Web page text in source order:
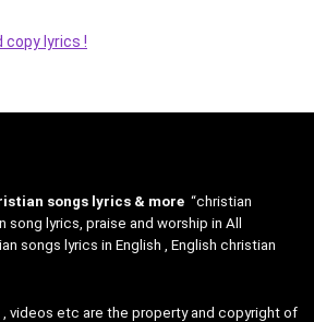
lyrics !
songs lyrics & more “christian
lyrics, praise and worship in All
songs lyrics in English , English christian
videos etc are the property and copyright of